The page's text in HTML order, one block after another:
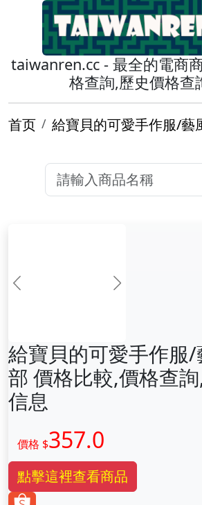
taiwanren.cc - 最全的電商
格查詢,歷史價格查
首页 給寶貝的可愛手作服/藝
前一张 下一张
給寶貝的可愛手作服
部 價格比較,價格查
信息
價格 $357.0
點擊這裡查看商品